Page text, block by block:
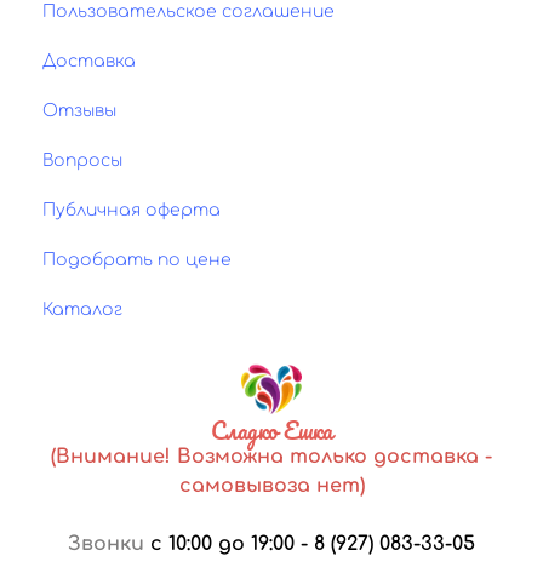
Пользовательское соглашение
Доставка
Отзывы
Вопросы
Публичная оферта
Подобрать по цене
Каталог
Сладко Ешка
(Внимание! Возможна только доставка -
самовывоза нет)
Звонки с 10:00 до 19:00 - 8 (927) 083-33-05